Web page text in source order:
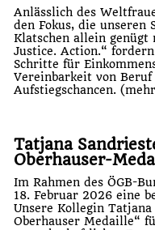
Anlässlich des
den Fokus, die unseren
Klatschen allein genügt
Justice. Action.“ fordern
Schritte für
Vereinbarkeit von
Aufstiegschancen.
Tatjana
Oberhauser-
Im Rahmen des ÖGB-
18. Februar 2026 eine
Unsere Kollegin
Oberhauser Medaille“